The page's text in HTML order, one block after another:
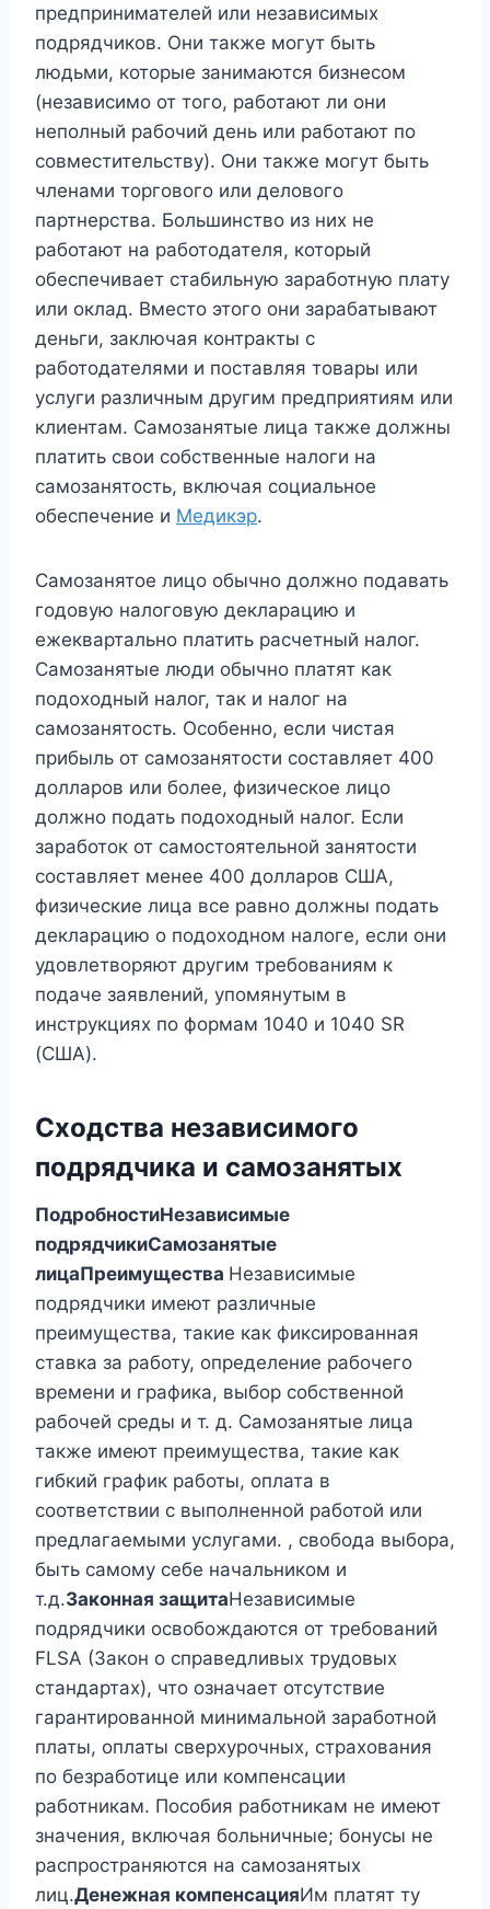
предпринимателей или независимых
подрядчиков. Они также могут быть
людьми, которые занимаются бизнесом
(независимо от того, работают ли они
неполный рабочий день или работают по
совместительству). Они также могут быть
членами торгового или делового
партнерства. Большинство из них не
работают на работодателя, который
обеспечивает стабильную заработную плату
или оклад. Вместо этого они зарабатывают
деньги, заключая контракты с
работодателями и поставляя товары или
услуги различным другим предприятиям или
клиентам. Самозанятые лица также должны
платить свои собственные налоги на
самозанятость, включая социальное
обеспечение и Медикэр.
Самозанятое лицо обычно должно подавать
годовую налоговую декларацию и
ежеквартально платить расчетный налог.
Самозанятые люди обычно платят как
подоходный налог, так и налог на
самозанятость. Особенно, если чистая
прибыль от самозанятости составляет 400
долларов или более, физическое лицо
должно подать подоходный налог. Если
заработок от самостоятельной занятости
составляет менее 400 долларов США,
физические лица все равно должны подать
декларацию о подоходном налоге, если они
удовлетворяют другим требованиям к
подаче заявлений, упомянутым в
инструкциях по формам 1040 и 1040 SR
(США).
Сходства независимого
подрядчика и самозанятых
ПодробностиНезависимые
подрядчикиСамозанятые
лицаПреимущества Независимые
подрядчики имеют различные
преимущества, такие как фиксированная
ставка за работу, определение рабочего
времени и графика, выбор собственной
рабочей среды и т. д. Самозанятые лица
также имеют преимущества, такие как
гибкий график работы, оплата в
соответствии с выполненной работой или
предлагаемыми услугами. , свобода выбора,
быть самому себе начальником и
т.д.Законная защитаНезависимые
подрядчики освобождаются от требований
FLSA (Закон о справедливых трудовых
стандартах), что означает отсутствие
гарантированной минимальной заработной
платы, оплаты сверхурочных, страхования
по безработице или компенсации
работникам. Пособия работникам не имеют
значения, включая больничные; бонусы не
распространяются на самозанятых
лиц.Денежная компенсацияИм платят ту